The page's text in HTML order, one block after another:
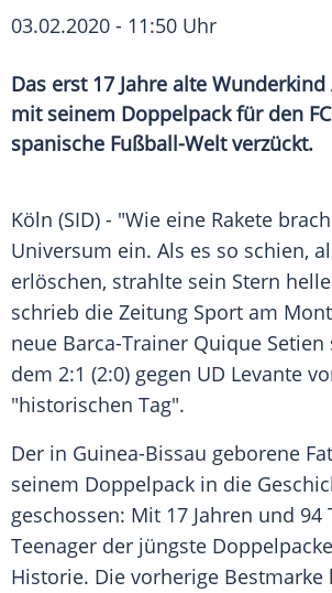
03.02.2020 - 11:50 Uhr
Das erst 17 Jahre alte
mit seinem Doppelpack für den
spanische Fußball-Welt verzückt.
Köln (SID) - "Wie eine Rakete
Universum ein. Als es so schien,
erlöschen, strahlte sein Stern
schrieb die Zeitung Sport am
neue Barca-Trainer Quique Setien
dem 2:1 (2:0) gegen UD Levante
"historischen Tag".
Der in Guinea-Bissau geborene
seinem Doppelpack in die
geschossen: Mit 17 Jahren und 94
Teenager der jüngste
Historie. Die vorherige Bestmarke